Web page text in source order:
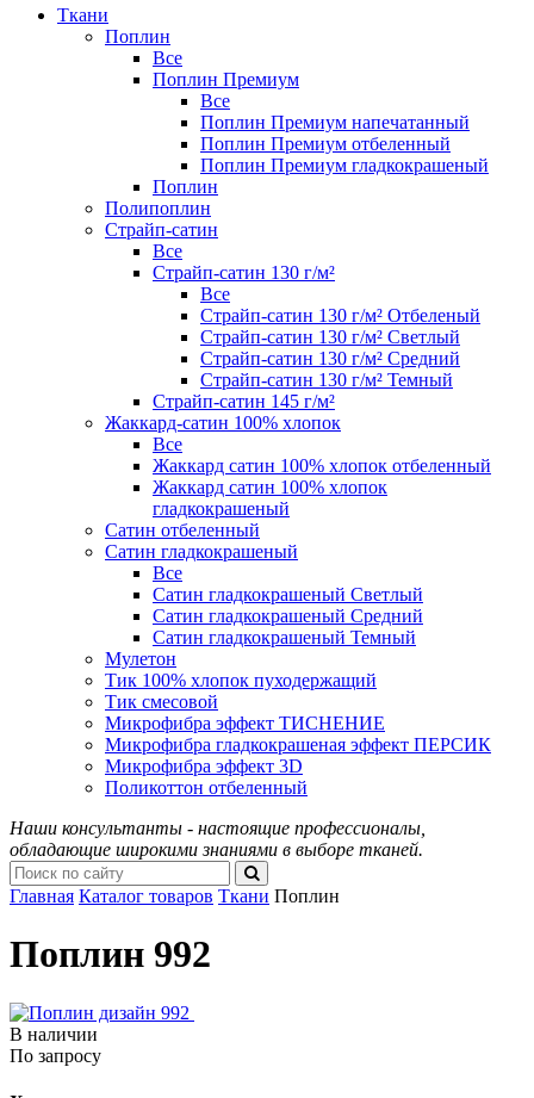
Ткани
Поплин
Все
Поплин Премиум
Все
Поплин Премиум напечатанный
Поплин Премиум отбеленный
Поплин Премиум гладкокрашеный
Поплин
Полипоплин
Страйп-сатин
Все
Страйп-сатин 130 г/м²
Все
Страйп-сатин 130 г/м² Отбеленый
Страйп-сатин 130 г/м² Светлый
Страйп-сатин 130 г/м² Средний
Страйп-сатин 130 г/м² Темный
Страйп-сатин 145 г/м²
Жаккард-сатин 100% хлопок
Все
Жаккард сатин 100% хлопок отбеленный
Жаккард сатин 100% хлопок
гладкокрашеный
Сатин отбеленный
Сатин гладкокрашеный
Все
Сатин гладкокрашеный Светлый
Сатин гладкокрашеный Средний
Сатин гладкокрашеный Темный
Мулетон
Тик 100% хлопок пуходержащий
Тик смесовой
Микрофибра эффект ТИСНЕНИЕ
Микрофибра гладкокрашеная эффект ПЕРСИК
Микрофибра эффект 3D
Поликоттон отбеленный
Наши консультанты - настоящие профессионалы,
обладающие широкими знаниями в выборе тканей.
Главная Каталог товаров Ткани Поплин
Поплин 992
В наличии
По запросу